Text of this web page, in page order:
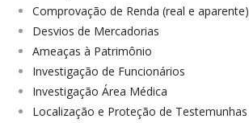
Comprovação de Renda (real e aparente)
Desvios de Mercadorias
Ameaças à Patrimônio
Investigação de Funcionários
Investigação Área Médica
Localização e Proteção de Testemunhas